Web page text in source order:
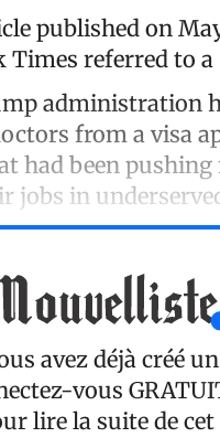
published on
Times referred to a
administration
from a visa
had been
jobs in
avez déjà créé
vous
lire la suite de